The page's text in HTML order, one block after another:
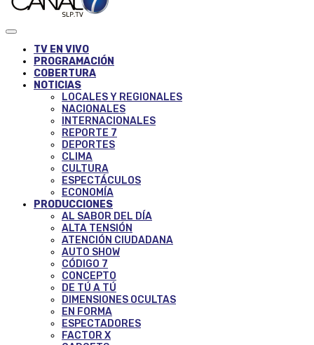
TV EN VIVO
PROGRAMACIÓN
COBERTURA
NOTICIAS
LOCALES Y REGIONALES
NACIONALES
INTERNACIONALES
REPORTE 7
DEPORTES
CLIMA
CULTURA
ESPECTÁCULOS
ECONOMÍA
PRODUCCIONES
AL SABOR DEL DÍA
ALTA TENSIÓN
ATENCIÓN CIUDADANA
AUTO SHOW
CÓDIGO 7
CONCEPTO
DE TÚ A TÚ
DIMENSIONES OCULTAS
EN FORMA
ESPECTADORES
FACTOR X